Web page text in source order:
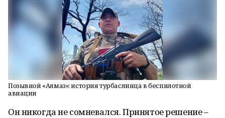
Позывной «Алмаз»: история турбаслинца в беспилотной
авиации
Он никогда не сомневался. Принятое решение –